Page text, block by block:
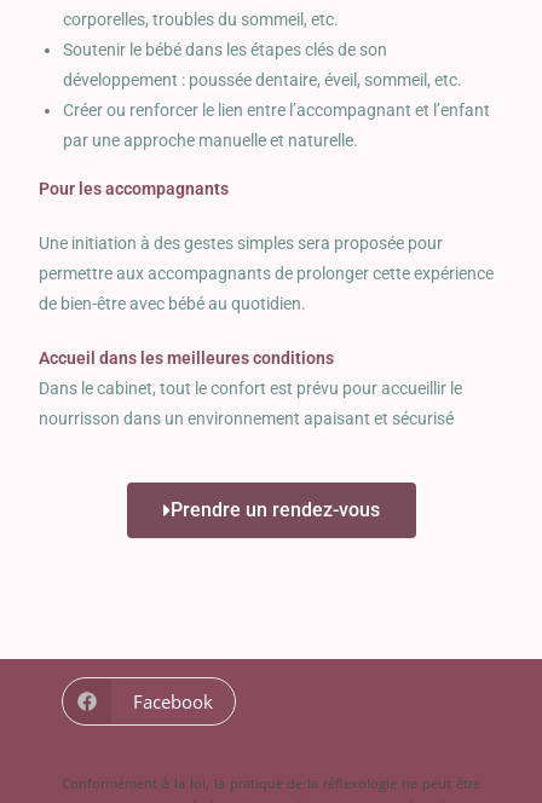
corporelles, troubles du sommeil, etc.
Soutenir le bébé dans les étapes clés de son
développement : poussée dentaire, éveil, sommeil, etc.
Créer ou renforcer le lien entre l’accompagnant et l’enfant
par une approche manuelle et naturelle.
Pour les accompagnants
Une initiation à des gestes simples sera proposée pour
permettre aux accompagnants de prolonger cette expérience
de bien-être avec bébé au quotidien.
Accueil dans les meilleures conditions
Dans le cabinet, tout le confort est prévu pour accueillir le
nourrisson dans un environnement apaisant et sécurisé
Prendre un rendez-vous
Facebook
Conformément à la loi, la pratique de la réflexologie ne peut être